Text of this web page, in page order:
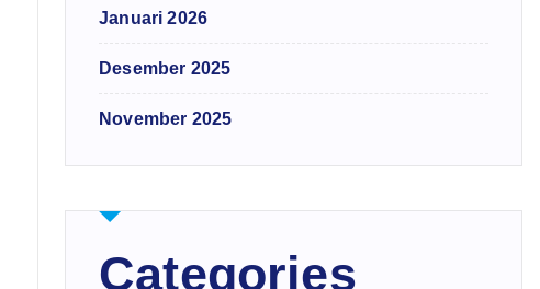
Januari 2026
Desember 2025
November 2025
Categories